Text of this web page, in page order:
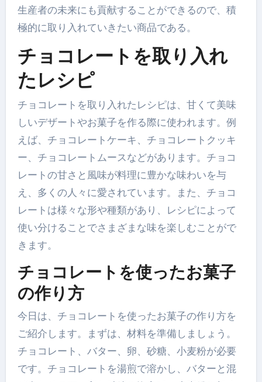
生産者の未来にも貢献することができるので、積
極的に取り入れていきたい商品である。
チョコレートを取り入れ
たレシピ
チョコレートを取り入れたレシピは、甘くて美味
しいデザートやお菓子を作る際に使われます。例
えば、チョコレートケーキ、チョコレートクッキ
ー、チョコレートムースなどがあります。チョコ
レートの甘さと風味が料理に豊かな味わいを与
え、多くの人々に愛されています。また、チョコ
レートは様々な形や種類があり、レシピによって
使い分けることでさまざまな味を楽しむことがで
きます。
チョコレートを使ったお菓子
の作り方
今日は、チョコレートを使ったお菓子の作り方を
ご紹介します。まずは、材料を準備しましょう。
チョコレート、バター、卵、砂糖、小麦粉が必要
です。チョコレートを湯煎で溶かし、バターと混